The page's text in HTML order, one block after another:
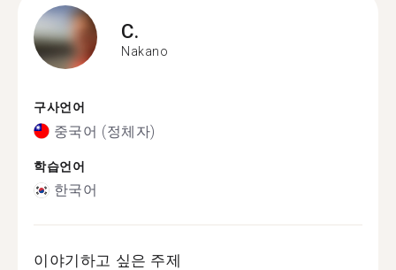
C.
Nakano
구사언어
중국어 (정체자)
학습언어
한국어
이야기하고 싶은 주제